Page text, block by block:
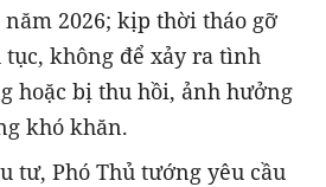
năm 2026; kịp thời tháo gỡ
không để xảy ra tình
hoặc bị thu hồi, ảnh hưởng
khó khăn.
tư, Phó Thủ tướng yêu cầu